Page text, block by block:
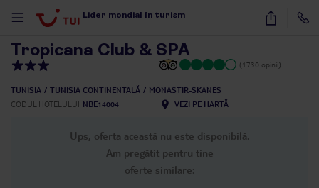
Lider mondial în turism 16
Tropicana Club & SPA
(1730 opinii)
TUNISIA TUNISIA CONTINENTALĂ
MONASTIR-SKANES
CODUL HOTELULUI NBE14004 VEZI PE HARTĂ
Ups, oferta această nu este disponibilă.
Am pregătit pentru tine
oferte similare: